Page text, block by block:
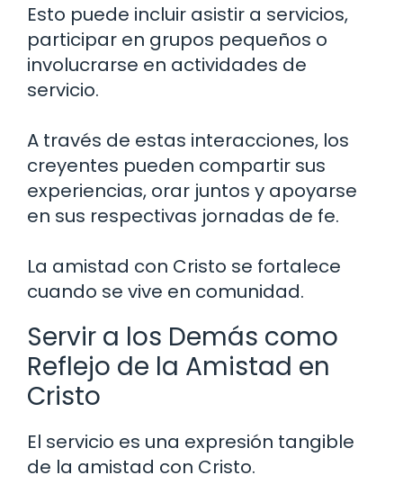
Esto puede incluir asistir a servicios,
participar en grupos pequeños o
involucrarse en actividades de
servicio.
A través de estas interacciones, los
creyentes pueden compartir sus
experiencias, orar juntos y apoyarse
en sus respectivas jornadas de fe.
La amistad con Cristo se fortalece
cuando se vive en comunidad.
Servir a los Demás como
Reflejo de la Amistad en
Cristo
El servicio es una expresión tangible
de la amistad con Cristo.